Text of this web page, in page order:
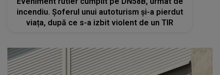
incendiu. Șoferul unui autoturism și-a pierdut
viața, după ce s-a izbit violent de un TIR